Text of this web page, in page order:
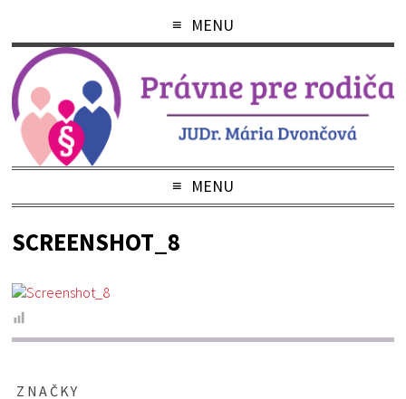
MENU
MENU
SCREENSHOT_8
ZNAČKY